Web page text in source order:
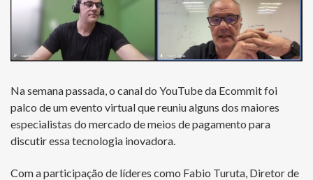
Na semana passada, o canal do YouTube da Ecommit foi
palco de um evento virtual que reuniu alguns dos maiores
especialistas do mercado de meios de pagamento para
discutir essa tecnologia inovadora.
Com a participação de líderes como Fabio Turuta, Diretor de